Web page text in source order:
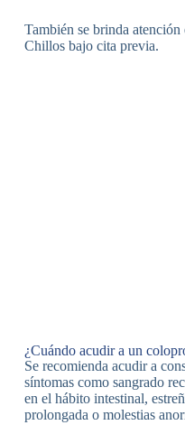
También se brinda
Chillos bajo cita previa.
¿Cuándo acudir a un
Se recomienda acudir a
síntomas como sangrado
en el hábito intestinal,
prolongada o molestias